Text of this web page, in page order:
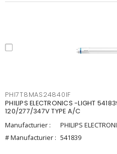
PHI7T8MAS24840IF
PHILIPS ELECTRONICS -LIGHT
120/277/347V TYPE A/C
Manufacturier :
PHILIPS
# Manufacturier : 541839